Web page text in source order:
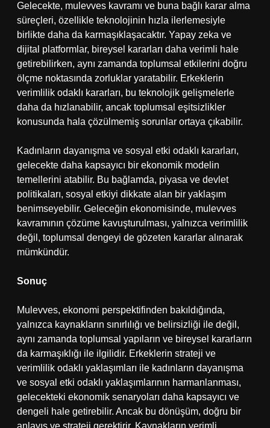
Gelecekte, mulevves kavramı ve buna bağlı karar alma
süreçleri, özellikle teknolojinin hızla ilerlemesiyle
birlikte daha da karmaşıklaşacaktır. Yapay zeka ve
dijital platformlar, bireysel kararları daha verimli hale
getirebilirken, aynı zamanda toplumsal etkilerini doğru
ölçme noktasında zorluklar yaratabilir. Erkeklerin
verimlilik odaklı kararları, bu teknolojik gelişmelerle
daha da hızlanabilir, ancak toplumsal eşitsizlikler
konusunda hala çözülmemiş sorunlar ortaya çıkabilir.
Kadınların dayanışma ve sosyal etki odaklı kararları,
gelecekte daha kapsayıcı bir ekonomik modelin
temellerini atabilir. Bu bağlamda, piyasa ve devlet
politikaları, sosyal etkiyi dikkate alan bir yaklaşım
benimseyebilir. Geleceğin ekonomisinde, mulevves
kavramının çözüme kavuşturulması, yalnızca verimlilik
değil, toplumsal dengeyi de gözeten kararlar alınarak
mümkündür.
Sonuç
Mulevves, ekonomi perspektifinden bakıldığında,
yalnızca kaynakların sınırlılığı ve belirsizliği ile değil,
aynı zamanda toplumsal yapıların ve bireysel kararların
da karmaşıklığı ile ilgilidir. Erkeklerin strateji ve
verimlilik odaklı yaklaşımları ile kadınların dayanışma
ve sosyal etki odaklı yaklaşımlarının harmanlanması,
gelecekteki ekonomik senaryoları daha kapsayıcı ve
dengeli hale getirebilir. Ancak bu dönüşüm, doğru bir
anlayış ve strateji gerektirir. Kaynakların verimli